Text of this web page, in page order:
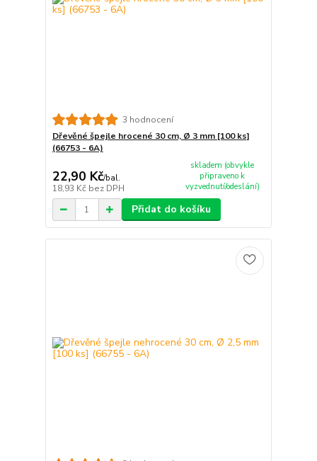
3 hodnocení
Dřevěné špejle hrocené 30 cm, Ø 3 mm [100 ks]
(66753 - 6A)
22,90 Kč/bal.
18,93 Kč bez DPH
skladem (obvykle
připraveno k
vyzvednutí/odeslání)
Přidat do košíku